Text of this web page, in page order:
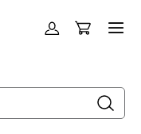
Allez
Panier